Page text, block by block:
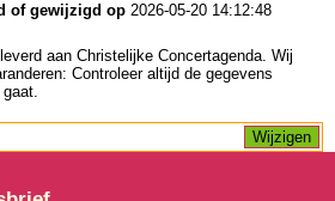
of gewijzigd op 2026-05-20 14:12:48
aan Christelijke Concertagenda. Wij
Controleer altijd de gegevens